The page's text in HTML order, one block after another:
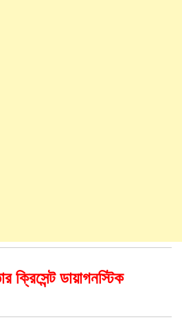
ক্রিসেন্ট ডায়াগনস্টিক